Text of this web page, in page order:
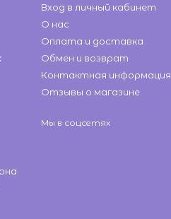
Вход в личный кабинет
О нас
Оплата и доставка
Обмен и возврат
Контактная информация
Отзывы о магазине
Мы в соцсетях